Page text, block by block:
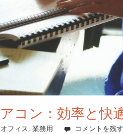
コン：効率と快
オフィス,業務用 コメントを残す